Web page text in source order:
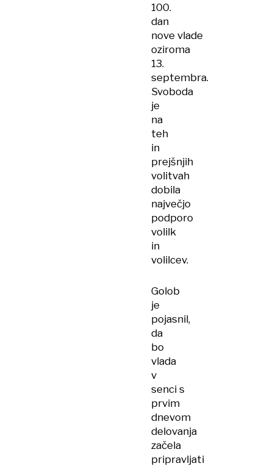
100.
dan
nove vlade
oziroma
13.
septembra.
Svoboda
je
na
teh
in
prejšnjih
volitvah
dobila
največjo
podporo
volilk
in
volilcev.
Golob
je
pojasnil,
da
bo
vlada
v
senci s
prvim
dnevom
delovanja
začela
pripravljati